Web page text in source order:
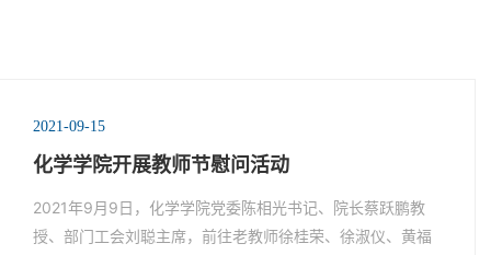
2021-09-15
化学学院开展教师节慰问活动
2021年9月9日，化学学院党委陈相光书记、院长蔡跃鹏教
授、部门工会刘聪主席，前往老教师徐桂荣、徐淑仪、黄福